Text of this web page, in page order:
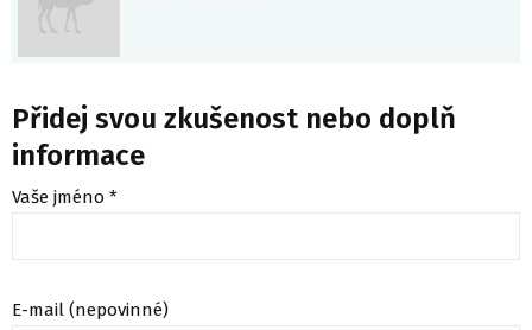
Přidej svou zkušenost nebo doplň
informace
Vaše jméno *
E-mail (nepovinné)